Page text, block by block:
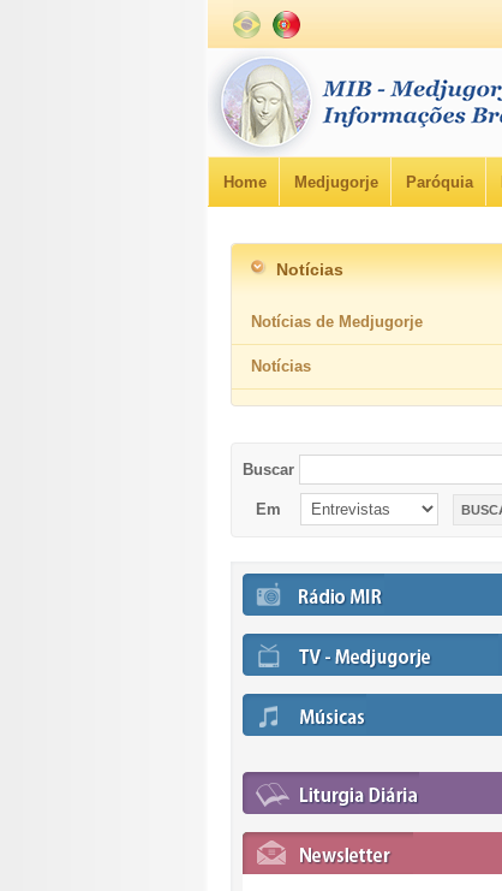
Home Medjugorje Paróquia
Notícias
Notícias de Medjugorje
Notícias
Buscar
Em